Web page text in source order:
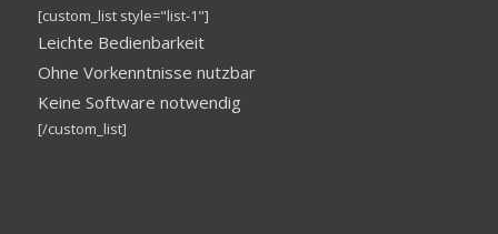
[custom_list style="list-1"]
Leichte Bedienbarkeit
Ohne Vorkenntnisse nutzbar
Keine Software notwendig
[/custom_list]